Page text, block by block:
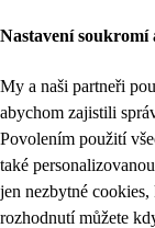
Nastavení soukromí
My a naši partneři
abychom zajistili
Povolením použití
také
jen nezbytné
rozhodnutí můžete